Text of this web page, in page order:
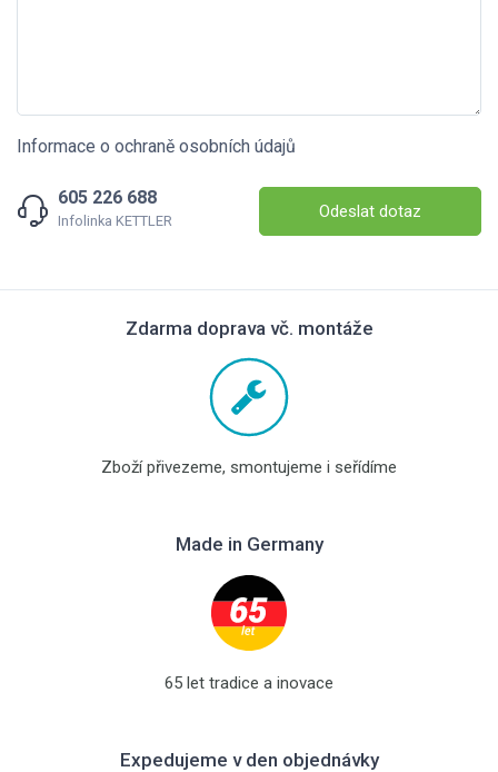
Informace o ochraně osobních údajů
605 226 688
Infolinka KETTLER Odeslat dotaz
Zdarma doprava vč. montáže
Zboží přivezeme, smontujeme i seřídíme
Made in Germany
65 let tradice a inovace
Expedujeme v den objednávky